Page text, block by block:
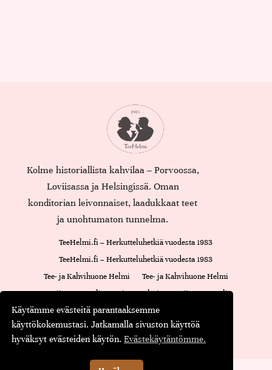
Kolme historiallista kahvilaa – Porvoossa,
Loviisassa ja Helsingissä. Oman
konditorian leivonnaiset, laadukkaat teet
ja unohtumaton tunnelma.
TeeHelmi.fi – Herkutteluhetkiä vuodesta 1983
TeeHelmi.fi – Herkutteluhetkiä vuodesta 1983
Tee- ja Kahvihuone Helmi
Tee- ja Kahvihuone Helmi
Loviisan Kappeli
Cajsan Helmi
Loviisan Kappeli
Oiva-raportti
Cajsan Helmi
Maustamaton tee
Maustettu tee Musta tee
Käytämme evästeitä parantaaksemme
käyttökokemustasi. Jatkamalla sivuston käyttöä
hyväksyt evästeiden käytön.Evästekäytäntömme.